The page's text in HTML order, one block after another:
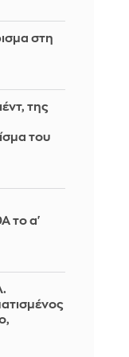
στη
της
του
το α'